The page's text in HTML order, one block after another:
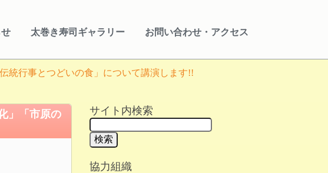
太巻き寿司ギャラリー お問い合わせ・アクセス
統行事とつどいの食」について講演します!!
」「市原の
サイト内検索
協力組織